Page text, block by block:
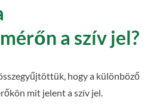
a szív jel?
hogy a különböző
mit jelent a szív jel.